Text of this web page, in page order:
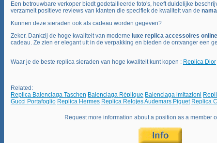
Een betrouwbare verkoper biedt gedetailleerde foto's, heeft duidelijke
verzamelt positieve reviews van klanten die specifiek de kwaliteit van de
Kunnen deze sieraden ook als cadeau worden gegeven?
Zeker. Dankzij de hoge kwaliteit van moderne luxe replica accessoires online
cadeau. Ze zien er elegant uit in de verpakking en bieden de ontvanger een
Waar je de beste replica sieraden van hoge kwaliteit kunt kopen : Replica Dior
Related:
Replica Balenciaga Taschen Balenciaga Réplique Balenciaga imitazioni
Gucci Portafoglio Replica Hermes Replica Relojes Audemars Piguet Replica
Request more information about a position as a member